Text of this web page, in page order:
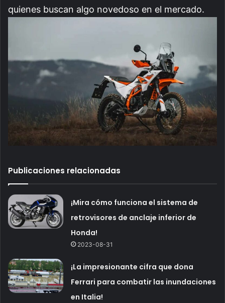
quienes buscan algo novedoso en el mercado.
Publicaciones relacionadas
¡Mira cómo funciona el sistema de
retrovisores de anclaje inferior de
Honda!
2023-08-31
¡La impresionante cifra que dona
Ferrari para combatir las inundaciones
en Italia!